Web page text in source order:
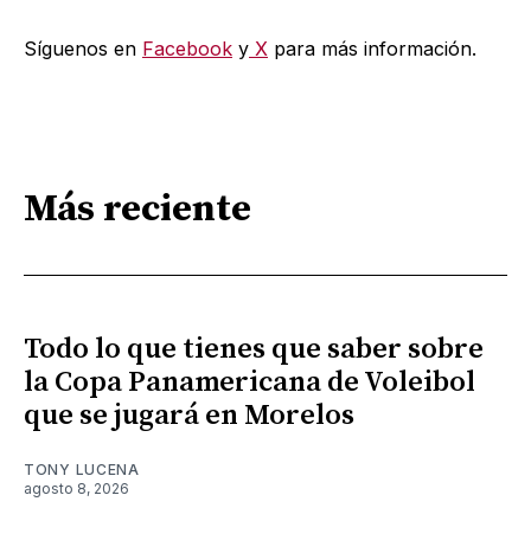
Síguenos en Facebook y X para más información.
Más reciente
Todo lo que tienes que saber sobre
la Copa Panamericana de Voleibol
que se jugará en Morelos
TONY LUCENA
agosto 8, 2026